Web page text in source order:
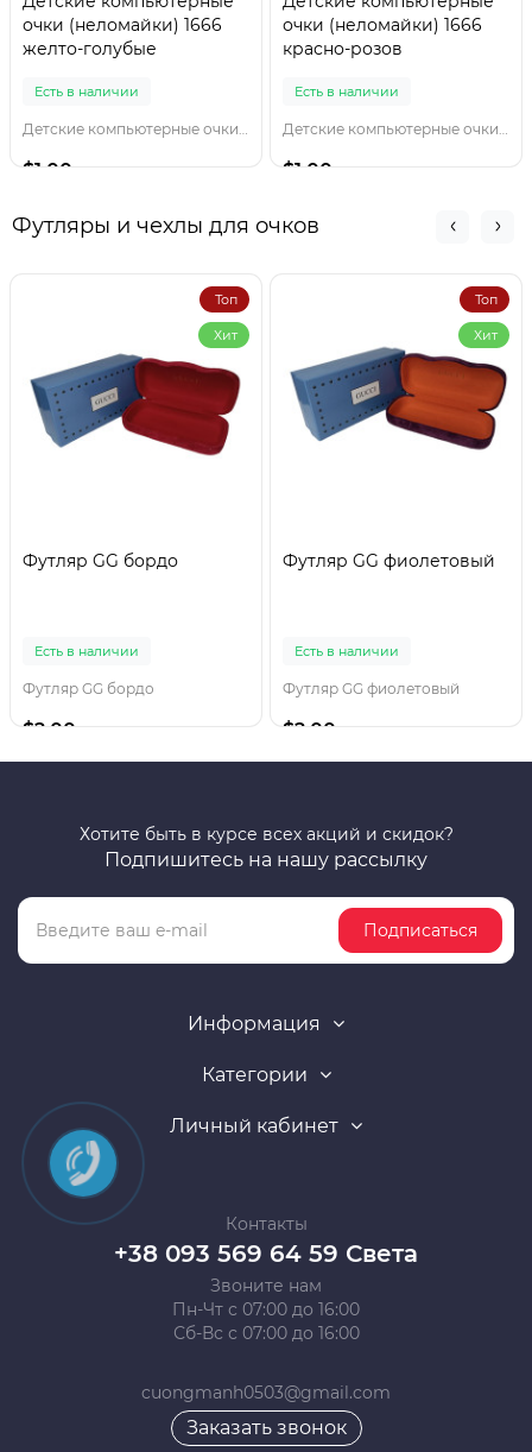
очки (неломайки) 1666
желто-голубые
Есть в наличии
Детские компьютерные очки 1666 желто-голубы
$1.00
очки (неломайки) 1666
красно-розов
Есть в наличии
Детские компьютерные очки 1666 красно-розов
$1.00
Футляры и чехлы для очков
Топ
Хит
Футляр GG бордо
Есть в наличии
Футляр GG бордо
$2.00
Топ
Хит
Футляр GG фиолетовый
Есть в наличии
Футляр GG фиолетовый
$2.00
Хотите быть в курсе всех акций и скидок?
Подпишитесь на нашу рассылку
Подписаться
Информация
Категории
Личный кабинет
Контакты
+38 093 569 64 59 Света
Звоните нам
Пн-Чт с 07:00 до 16:00
Сб-Вс с 07:00 до 16:00
cuongmanh0503@gmail.com
Заказать звонок